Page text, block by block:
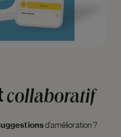
collaboratif
d’amélioration ?